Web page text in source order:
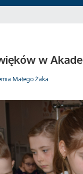
w
Małego Żaka